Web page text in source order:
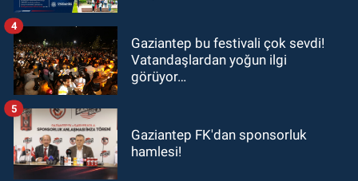
Gaziantep bu festivali çok sevdi!
Vatandaşlardan yoğun ilgi
görüyor…
4
Gaziantep FK'dan sponsorluk
hamlesi!
5